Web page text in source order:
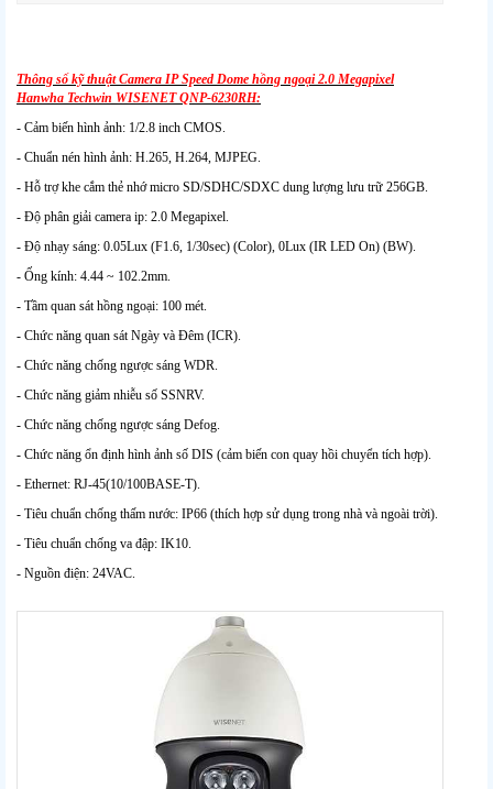
Thông số kỹ thuật Camera IP Speed Dome hồng ngoại 2.0 Megapixel
Hanwha Techwin WISENET QNP-6230RH:
- Cảm biến hình ảnh: 1/2.8 inch CMOS.
- Chuẩn nén hình ảnh: H.265, H.264, MJPEG.
- Hỗ trợ khe cắm thẻ nhớ micro SD/SDHC/SDXC dung lượng lưu trữ 256GB.
- Độ phân giải camera ip: 2.0 Megapixel.
- Độ nhạy sáng: 0.05Lux (F1.6, 1/30sec) (Color), 0Lux (IR LED On) (BW).
- Ống kính: 4.44 ~ 102.2mm.
- Tầm quan sát hồng ngoại: 100 mét.
- Chức năng quan sát Ngày và Đêm (ICR).
- Chức năng chống ngược sáng WDR.
- Chức năng giảm nhiễu số SSNRV.
- Chức năng chống ngược sáng Defog.
- Chức năng ổn định hình ảnh số DIS (cảm biến con quay hồi chuyển tích hợp).
- Ethernet: RJ-45(10/100BASE-T).
- Tiêu chuẩn chống thấm nước: IP66 (thích hợp sử dụng trong nhà và ngoài trời).
- Tiêu chuẩn chống va đập: IK10.
- Nguồn điện: 24VAC.